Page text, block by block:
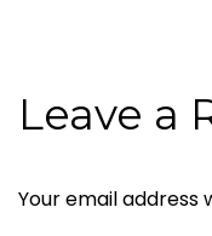
Leave a
Your email address